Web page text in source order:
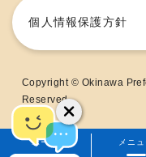
メニュ
ホーム
個人情報保護方針
Copyright © Okinawa
Reserved.